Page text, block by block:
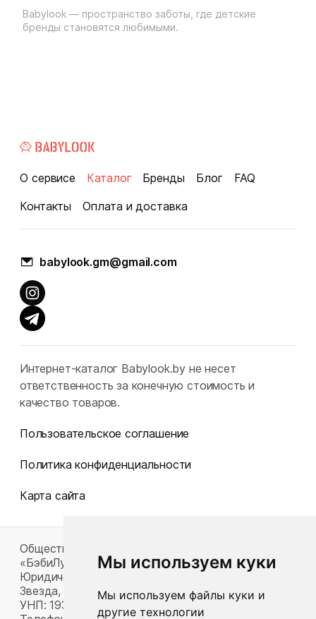
Мы используем куки
Мы используем файлы куки и
другие технологии
Babylook — пространство заботы, где детские
бренды становятся любимыми.
О сервисе Каталог Бренды Блог
FAQ
Контакты
Оплата и доставка
babylook.gm@gmail.com
Интернет-каталог Babylook.by не несет
ответственность за конечную стоимость и
качество товаров.
Пользовательское соглашение
Политика конфиденциальности
Карта сайта
Общество с ограниченной ответственностью
«БэбиЛук»
Юридический адрес: 220117, г. Минск, пр-т Газеты
Звезда, д. 16, пом. 52
УНП: 193815124